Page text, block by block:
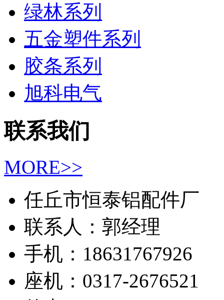
绿林系列
五金塑件系列
胶条系列
旭科电气
联系我们
MORE>>
任丘市恒泰铝配件厂
联系人：郭经理
手机：18631767926
座机：0317-2676521